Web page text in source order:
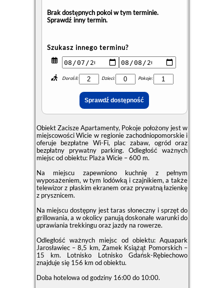
Brak dostępnych pokoi w tym terminie.
Sprawdź inny termin.
Szukasz innego terminu?
Dorośli: Dzieci: Pokoje:
Obiekt Zacisze Apartamenty, Pokoje położony jest w
miejscowości Wicie w regionie zachodniopomorskie i
oferuje bezpłatne Wi-Fi, plac zabaw, ogród oraz
bezpłatny prywatny parking. Odległość ważnych
miejsc od obiektu: Plaża Wicie – 600 m.
Na miejscu zapewniono kuchnię z pełnym
wyposażeniem, w tym lodówką i czajnikiem, a także
telewizor z płaskim ekranem oraz prywatną łazienkę
z prysznicem.
Na miejscu dostępny jest taras słoneczny i sprzęt do
grillowania, a w okolicy panują doskonałe warunki do
uprawiania trekkingu oraz jazdy na rowerze.
Odległość ważnych miejsc od obiektu: Aquapark
Jarosławiec – 8,5 km, Zamek Książąt Pomorskich –
15 km. Lotnisko Lotnisko Gdańsk-Rębiechowo
znajduje się 156 km od obiektu.
Doba hotelowa od godziny 16:00do 10:00.